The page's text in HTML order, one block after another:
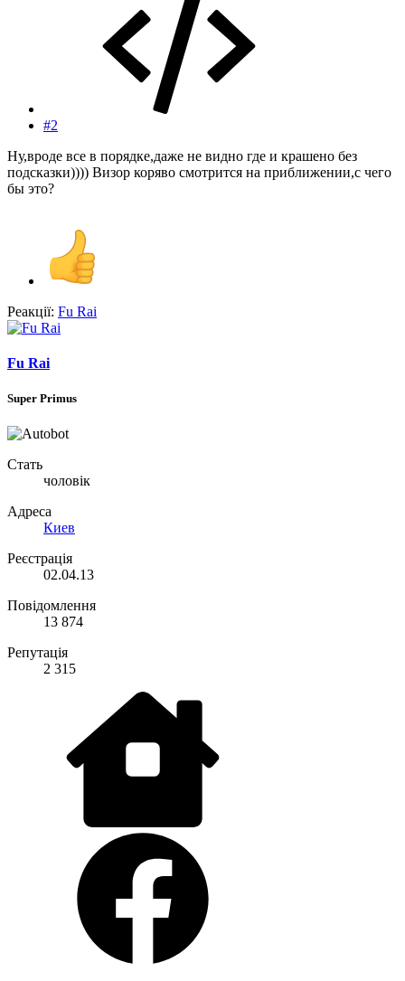
#2
Ну,вроде все в порядке,даже не видно где и крашено без
подсказки)))) Визор коряво смотрится на приближении,с чего
бы это?
Реакції: Fu Rai
Fu Rai
Super Primus
Стать
чоловік
Адреса
Киев
Реєстрація
02.04.13
Повідомлення
13 874
Репутація
2 315